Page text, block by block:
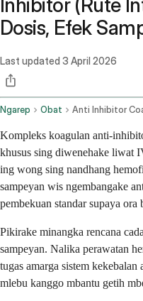
Inhibitor (Rute
Dosis, Efek
Last updated 3 April 2026
Ngarep Obat
Kompleks koagulan anti-
khusus sing diwenehake liwat
ing wong sing nandhang
sampeyan wis ngembangake
pembekuan standar supaya
Pikirake minangka rencana
sampeyan. Nalika perawatan
tugas amarga sistem
mlebu kanggo mbantu getih